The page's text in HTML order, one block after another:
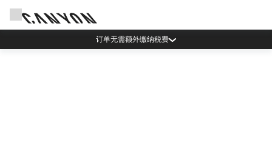
订单无需额外缴纳税费